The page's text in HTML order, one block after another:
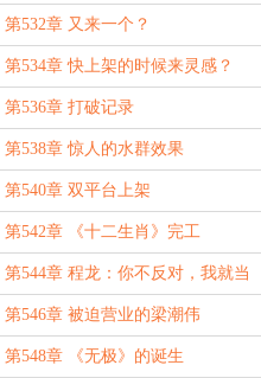
第532章 又来一个？
第534章 快上架的时候来灵感？
第536章 打破记录
第538章 惊人的水群效果
第540章 双平台上架
第542章 《十二生肖》完工
第544章 程龙：你不反对，我就当
你默许了
第546章 被迫营业的梁潮伟
第548章 《无极》的诞生